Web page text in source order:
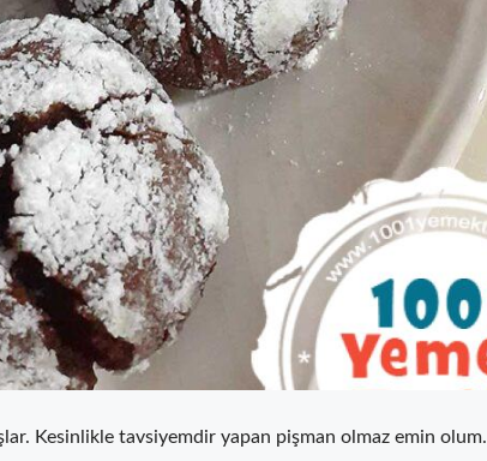
Kesinlikle tavsiyemdir yapan pişman olmaz emin olum.